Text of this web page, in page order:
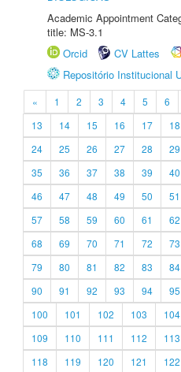
Academic Appointment
title: MS-3.1
Orcid
CV Lattes
Repositório Institucional
« 1 2 3 4 5 6
13
14 15 16 17 18
24
25 26 27 28 29
35
36 37 38 39 40
46
47 48 49 50 51
57
58 59 60 61 62
68
69 70 71 72 73
79
80 81 82 83 84
90
91 92 93 94 95
100
101 102 103 104
109
110 111 112 113
118
119 120 121 122